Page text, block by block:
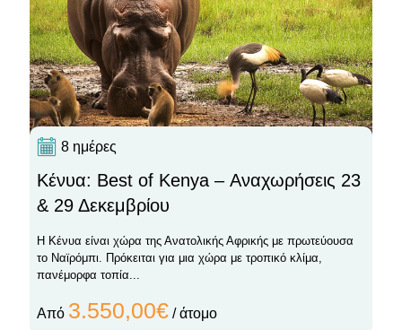
8 ημέρες
Κένυα: Best of Kenya – Αναχωρήσεις 23
& 29 Δεκεμβρίου
Η Κένυα είναι χώρα της Ανατολικής Αφρικής με πρωτεύουσα
το Ναϊρόμπι. Πρόκειται για μια χώρα με τροπικό κλίμα,
πανέμορφα τοπία...
Από 3.550,00€ / άτομο